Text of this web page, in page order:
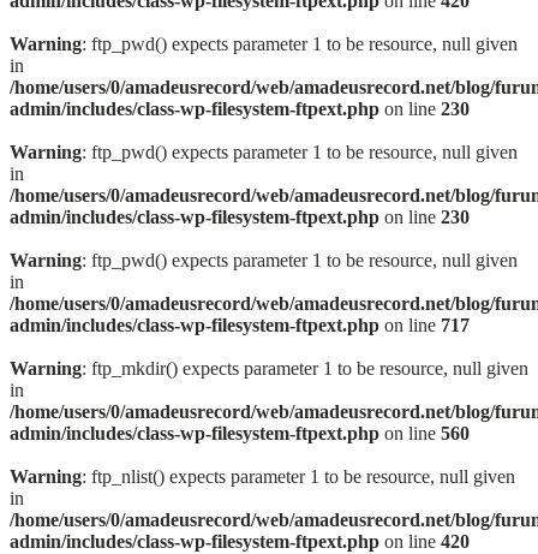
Warning: ftp_pwd() expects parameter 1 to be resource, null given
in
/home/users/0/amadeusrecord/web/amadeusrecord.net/blog/
admin/includes/class-wp-filesystem-ftpext.php on line 230
Warning: ftp_pwd() expects parameter 1 to be resource, null given
in
/home/users/0/amadeusrecord/web/amadeusrecord.net/blog/
admin/includes/class-wp-filesystem-ftpext.php on line 230
Warning: ftp_pwd() expects parameter 1 to be resource, null given
in
/home/users/0/amadeusrecord/web/amadeusrecord.net/blog/
admin/includes/class-wp-filesystem-ftpext.php on line 717
Warning: ftp_mkdir() expects parameter 1 to be resource, null given
in
/home/users/0/amadeusrecord/web/amadeusrecord.net/blog/
admin/includes/class-wp-filesystem-ftpext.php on line 560
Warning: ftp_nlist() expects parameter 1 to be resource, null given
in
/home/users/0/amadeusrecord/web/amadeusrecord.net/blog/
admin/includes/class-wp-filesystem-ftpext.php on line 420